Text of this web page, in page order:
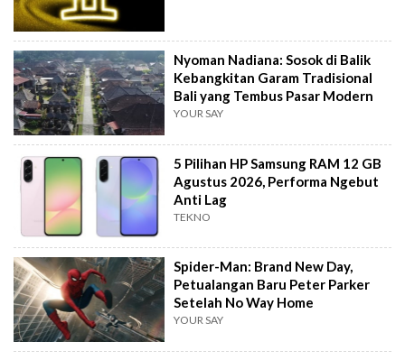
Nyoman Nadiana: Sosok di Balik
Kebangkitan Garam Tradisional
Bali yang Tembus Pasar Modern
YOUR SAY
5 Pilihan HP Samsung RAM 12 GB
Agustus 2026, Performa Ngebut
Anti Lag
TEKNO
Spider-Man: Brand New Day,
Petualangan Baru Peter Parker
Setelah No Way Home
YOUR SAY